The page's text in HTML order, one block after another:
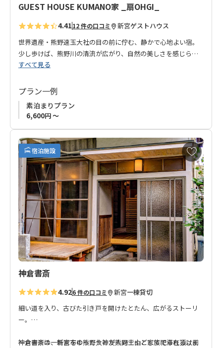
GUEST HOUSE KUMANO家 _扇OHGI_
4.4112 件の口コミ 新宮ゲストハウス
世界遺産・熊野速玉大社の目の前に佇む、静かで心地よい宿。
少し歩けば、熊野川の清流が広がり、自然の美しさを感じられ
る絶好のロケーションです。
備。全室エアコン付き＆禁煙で、心地よい時間をお過ごしいた
だけます。
2階の窓から望む熊野川の景色を楽しみながら、ゆったりとした
ひとときをお過ごしください。
◆当館は12歳未満のお客様はご利用いただけません。
◆素泊まりプランのみの販売です。新宮市内のレストラン、コ
ンビニエンスストア等をご利用ください。
すべて見る
プラン一例
素泊まりプラン
6,600円 ～
宿泊施設
お
気
に
入
り
に
追
加
神倉書斎
4.926 件の口コミ 新宮一棟貸切
細い道を入り、古びた引き戸を開けたとたん、広がるストーリ
ー。
神倉書斎は、新宮市の熊野大神が熊野三山として祀られる以前
神倉書斎の一軒家をゆったりと友人同士やご家族で滞在頂けま